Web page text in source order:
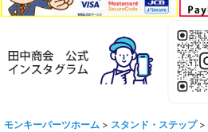
モンキーパーツホーム > スタンド・ステップ >